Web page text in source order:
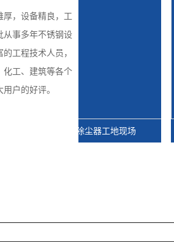
厚，设备精良，工
从事多年不锈钢设
工程技术人员，
化工、建筑等各个
户的好评。
沭阳湿电除尘器工地现场